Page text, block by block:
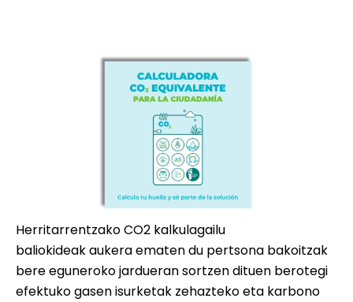
Herritarrentzako CO2 kalkulagailu
baliokideak aukera ematen du pertsona bakoitzak
bere eguneroko jardueran sortzen dituen berotegi
efektuko gasen isurketak zehazteko eta karbono